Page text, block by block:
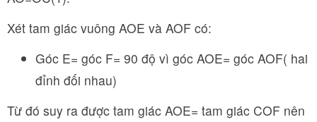
Xét tam giác vuông AOE và AOF có:
Góc E= góc F= 90 độ vì góc AOE= góc AOF( hai
đỉnh đối nhau)
Từ đó suy ra được tam giác AOE= tam giác COF nên